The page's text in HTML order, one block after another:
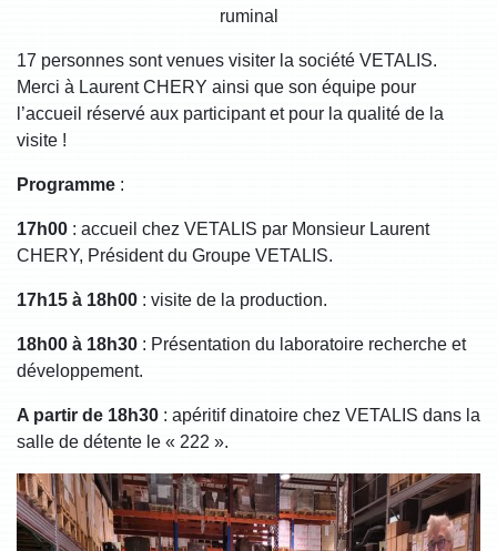
ruminal
17 personnes sont venues visiter la société VETALIS.
Merci à Laurent CHERY ainsi que son équipe pour
l’accueil réservé aux participant et pour la qualité de la
visite !
Programme :
17h00 : accueil chez VETALIS par Monsieur Laurent
CHERY, Président du Groupe VETALIS.
17h15 à 18h00 : visite de la production.
18h00 à 18h30 : Présentation du laboratoire recherche et
développement.
A partir de 18h30 : apéritif dinatoire chez VETALIS dans la
salle de détente le « 222 ».